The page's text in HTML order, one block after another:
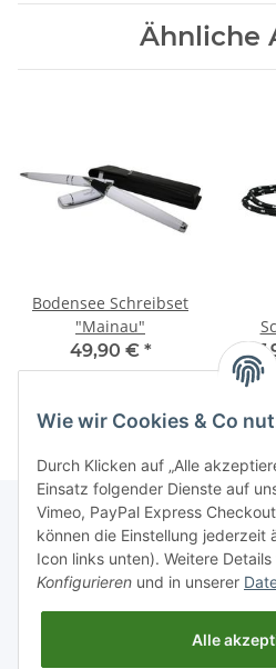
Ähnliche
Bodensee Schreibset
"Mainau"
49,90 € *
Informationen
Wie wir Cookies & Co
Durch Klicken auf „Alle
Einsatz folgender Dienste auf
Vimeo, PayPal Express
können die Einstellung jederzeit
Icon links unten). Weitere
Konfigurieren und in unserer
Alle